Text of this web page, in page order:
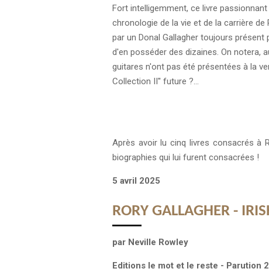
Fort intelligemment, ce livre
chronologie de la vie et de la carrière
par un Donal Gallagher toujours
d'en posséder des dizaines. On notera,
guitares n'ont pas été présentées à la
Collection II'' future ?...
Après avoir lu cinq livres consacrés à
biographies qui lui furent consacrées !
5 avril 2025
RORY GALLAGHER -
par Neville Rowley
Editions le mot et le reste - Parution